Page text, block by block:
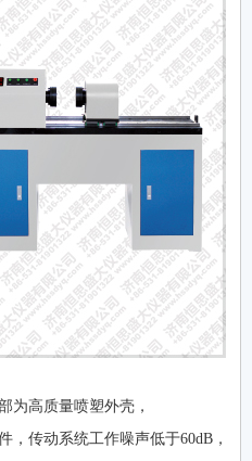
为高质量喷塑外壳，
，传动系统工作噪声低于60dB，